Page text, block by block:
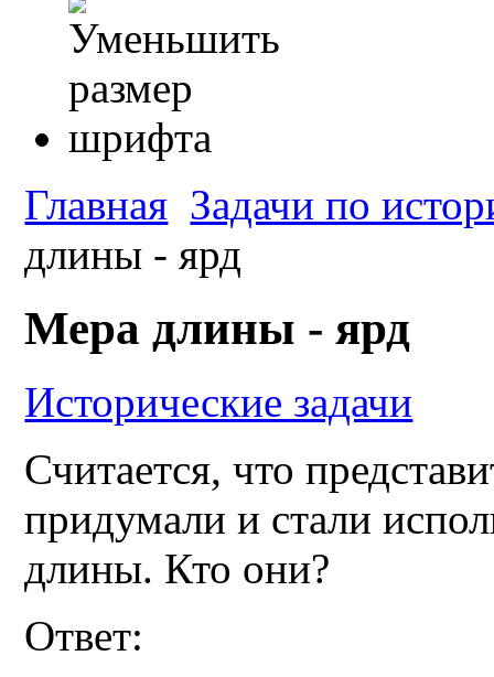
Главная Задачи по
длины - ярд
Мера длины - ярд
Исторические задачи
Считается, что
придумали и стали
длины. Кто они?
Ответ: